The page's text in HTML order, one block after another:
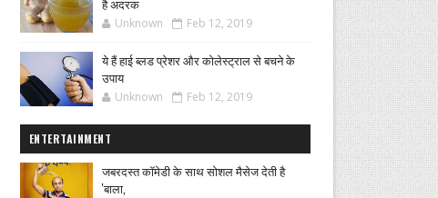
है अदरक
Unknown Feb 12, 2019
ये हैं हाई ब्लड प्रेशर और कोलेस्ट्राल से बचने के
उपाय
Unknown Feb 12, 2019
ENTERTAINMENT
जबरदस्त कॉमेडी के साथ सोशल मैसेज देती है
'बाला,